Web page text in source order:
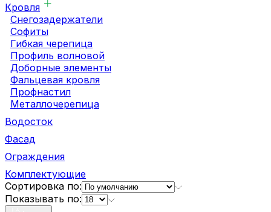
Кровля
Снегозадержатели
Софиты
Гибкая черепица
Профиль волновой
Доборные элементы
Фальцевая кровля
Профнастил
Металлочерепица
Водосток
Фасад
Ограждения
Комплектующие
Сортировка по:
Показывать по: